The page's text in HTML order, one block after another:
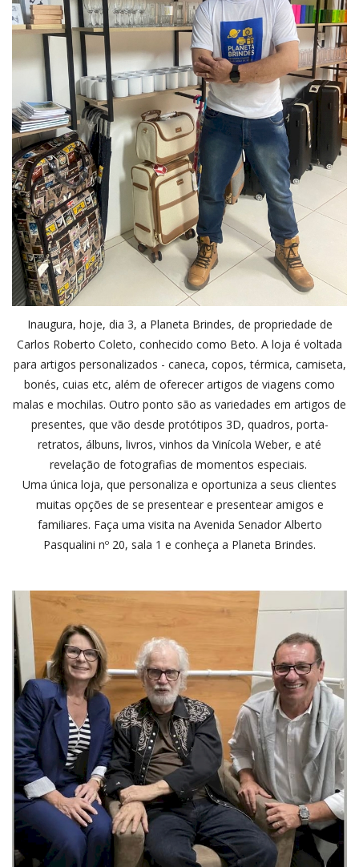
Inaugura, hoje, dia 3, a Planeta Brindes, de propriedade de
Carlos Roberto Coleto, conhecido como Beto. A loja é voltada
para artigos personalizados - caneca, copos, térmica, camiseta,
bonés, cuias etc, além de oferecer artigos de viagens como
malas e mochilas. Outro ponto são as variedades em artigos de
presentes, que vão desde protótipos 3D, quadros, porta-
retratos, álbuns, livros, vinhos da Vinícola Weber, e até
revelação de fotografias de momentos especiais.
Uma única loja, que personaliza e oportuniza a seus clientes
muitas opções de se presentear e presentear amigos e
familiares. Faça uma visita na Avenida Senador Alberto
Pasqualini nº 20, sala 1 e conheça a Planeta Brindes.